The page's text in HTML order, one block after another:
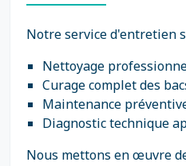
Notre service d'entretien
Nettoyage
Curage complet des
Maintenance
Diagnostic technique
Nous mettons en œuvre